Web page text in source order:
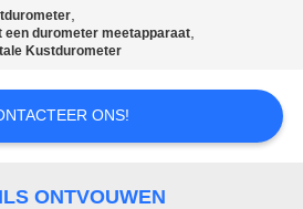
,
een durometer meetapparaat,
Kustdurometer
ONS!
ONTVOUWEN